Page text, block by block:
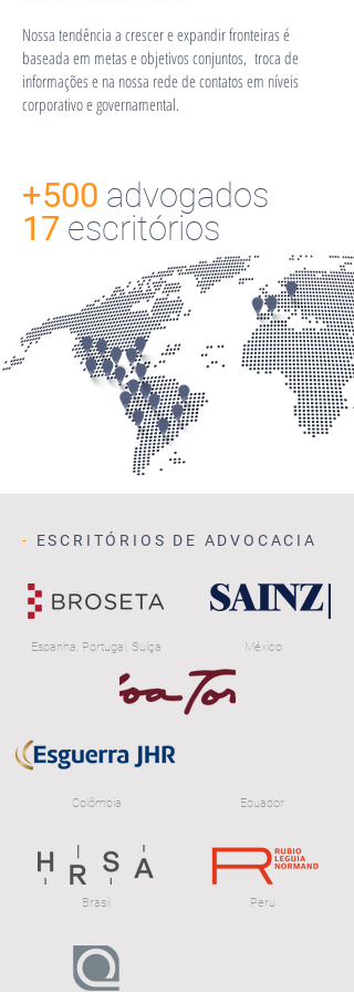
Nossa tendência a crescer e expandir fronteiras é
baseada em metas e objetivos conjuntos, troca de
informações e na nossa rede de contatos em níveis
corporativo e governamental.
+500 advogados
17 escritórios
- ESCRITÓRIOS DE ADVOCACIA
Espanha, Portugal, Suíça México
Colômbia
Brasil
Equador
Peru